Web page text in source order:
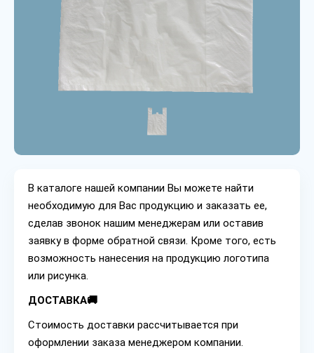
В каталоге нашей компании Вы можете найти
необходимую для Вас продукцию и заказать ее,
сделав звонок нашим менеджерам или оставив
заявку в форме обратной связи. Кроме того, есть
возможность нанесения на продукцию логотипа
или рисунка.
ДОСТАВКА🚚
Стоимость доставки рассчитывается при
оформлении заказа менеджером компании.